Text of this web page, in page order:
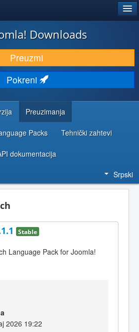
(EKSTENZIJE)
Downloads
Preuzmi
Pokreni
Preuzimanja
Packs Tehnički zahtevi
dokumentacija
Srpski
Stable
Language Pack for Joomla!
2026 19:22